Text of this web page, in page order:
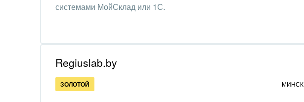
Инвестиционный бизнес
системами МойСклад или 1С.
Regiuslab.by
ЗОЛОТОЙ МИНСК